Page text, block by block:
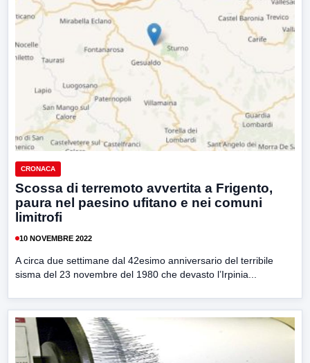
CRONACA
Scossa di terremoto avvertita a Frigento,
paura nel paesino ufitano e nei comuni
limitrofi
10 NOVEMBRE 2022
A circa due settimane dal 42esimo anniversario del terribile
sisma del 23 novembre del 1980 che devasto l’Irpinia...